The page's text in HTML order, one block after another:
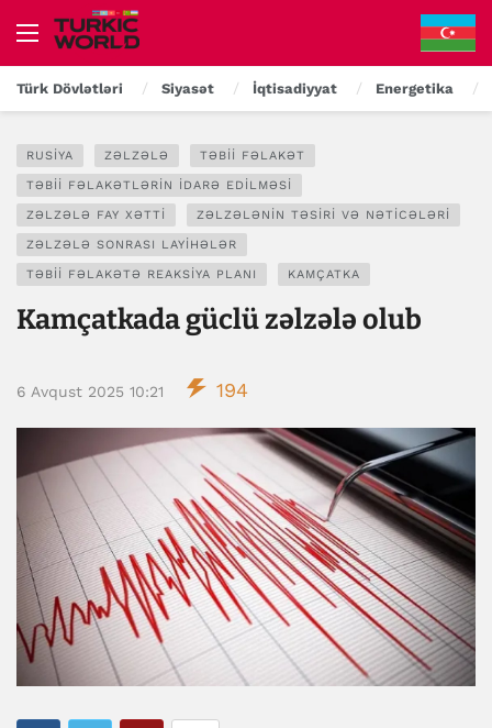
Türk Dövlətləri Siyasət İqtisadiyyat Energetika
RUSIYA ZƏLZƏLƏ TƏBII FƏLAKƏT
TƏBII FƏLAKƏTLƏRIN IDARƏ EDILMƏSI
ZƏLZƏLƏ FAY XƏTTI ZƏLZƏLƏNIN TƏSIRI VƏ NƏTICƏLƏRI
ZƏLZƏLƏ SONRASI LAYIHƏLƏR
TƏBII FƏLAKƏTƏ REAKSIYA PLANI KAMÇATKA
Kamçatkada güclü zəlzələ olub
6 Avqust 2025 10:21 194